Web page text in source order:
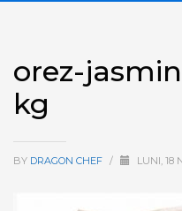
orez-
kg
BY DRAGON CHEF / LUNI, 18